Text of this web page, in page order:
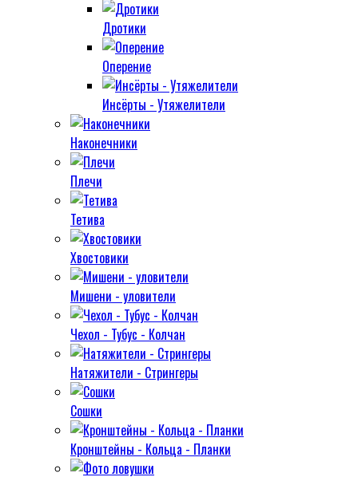
Дротики
Оперение
Инсёрты - Утяжелители
Наконечники
Плечи
Тетива
Хвостовики
Мишени - уловители
Чехол - Тубус - Колчан
Натяжители - Стрингеры
Сошки
Кронштейны - Кольца - Планки